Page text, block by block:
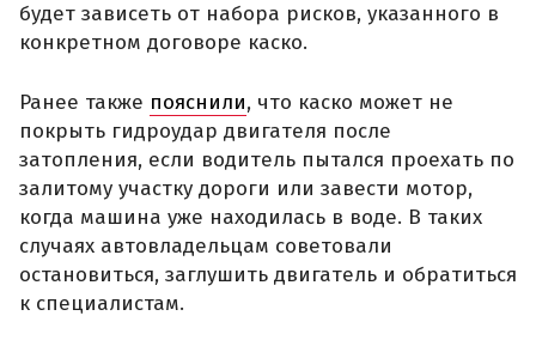
будет зависеть от набора рисков, указанного в
конкретном договоре каско.
Ранее также пояснили, что каско может не
покрыть гидроудар двигателя после
затопления, если водитель пытался проехать по
залитому участку дороги или завести мотор,
когда машина уже находилась в воде. В таких
случаях автовладельцам советовали
остановиться, заглушить двигатель и обратиться
к специалистам.